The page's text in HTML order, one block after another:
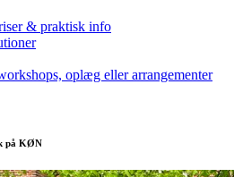
& praktisk info
oplæg eller arrangementer
på KØN